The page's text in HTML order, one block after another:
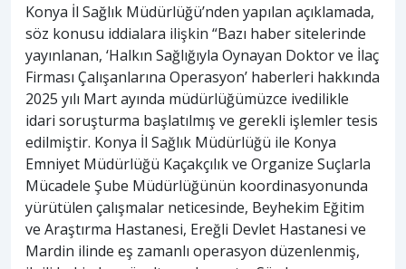
Konya İl Sağlık Müdürlüğü’nden yapılan açıklamada,
söz konusu iddialara ilişkin “Bazı haber sitelerinde
yayınlanan, ‘Halkın Sağlığıyla Oynayan Doktor ve İlaç
Firması Çalışanlarına Operasyon’ haberleri hakkında
2025 yılı Mart ayında müdürlüğümüzce ivedilikle
idari soruşturma başlatılmış ve gerekli işlemler tesis
edilmiştir. Konya İl Sağlık Müdürlüğü ile Konya
Emniyet Müdürlüğü Kaçakçılık ve Organize Suçlarla
Mücadele Şube Müdürlüğünün koordinasyonunda
yürütülen çalışmalar neticesinde, Beyhekim Eğitim
ve Araştırma Hastanesi, Ereğli Devlet Hastanesi ve
Mardin ilinde eş zamanlı operasyon düzenlenmiş,